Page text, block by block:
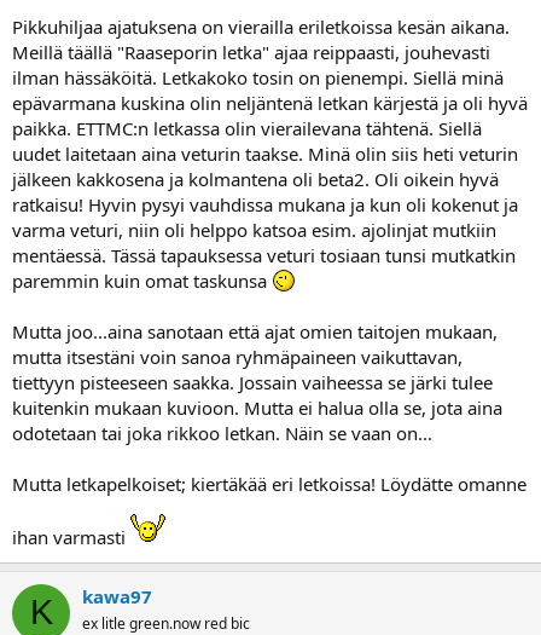
Pikkuhiljaa ajatuksena on vierailla eriletkoissa kesän aikana.
Meillä täällä "Raaseporin letka" ajaa reippaasti, jouhevasti
ilman hässäköitä. Letkakoko tosin on pienempi. Siellä minä
epävarmana kuskina olin neljäntenä letkan kärjestä ja oli hyvä
paikka. ETTMC:n letkassa olin vierailevana tähtenä. Siellä
uudet laitetaan aina veturin taakse. Minä olin siis heti veturin
jälkeen kakkosena ja kolmantena oli beta2. Oli oikein hyvä
ratkaisu! Hyvin pysyi vauhdissa mukana ja kun oli kokenut ja
varma veturi, niin oli helppo katsoa esim. ajolinjat mutkiin
mentäessä. Tässä tapauksessa veturi tosiaan tunsi mutkatkin
paremmin kuin omat taskunsa
Mutta joo...aina sanotaan että ajat omien taitojen mukaan,
mutta itsestäni voin sanoa ryhmäpaineen vaikuttavan,
tiettyyn pisteeseen saakka. Jossain vaiheessa se järki tulee
kuitenkin mukaan kuvioon. Mutta ei halua olla se, jota aina
odotetaan tai joka rikkoo letkan. Näin se vaan on...
Mutta letkapelkoiset; kiertäkää eri letkoissa! Löydätte omanne
ihan varmasti
K kawa97
ex litle green.now red bic